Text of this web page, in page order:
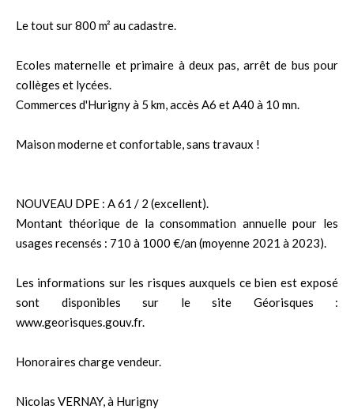
Le tout sur 800 m² au cadastre.
Ecoles maternelle et primaire à deux pas, arrêt de bus pour
collèges et lycées.
Commerces d'Hurigny à 5 km, accès A6 et A40 à 10 mn.
Maison moderne et confortable, sans travaux !
NOUVEAU DPE : A 61 / 2 (excellent).
Montant théorique de la consommation annuelle pour les
usages recensés : 710 à 1000 €/an (moyenne 2021 à 2023).
Les informations sur les risques auxquels ce bien est exposé
sont disponibles sur le site Géorisques :
www.georisques.gouv.fr.
Honoraires charge vendeur.
Nicolas VERNAY, à Hurigny